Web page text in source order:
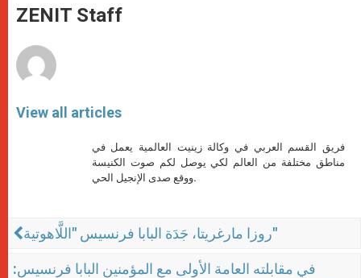
p
p
g
e
o
k
ZENIT Staff
View all articles
فريق القسم العربي في وكالة زينيت العالمية يعمل في
مناطق مختلفة من العالم لكي يوصل لكم صوت الكنيسة
ووقع صدى الإنجيل الحي.
روزا مارغريتا، جَدَة البابا فرنسيس "اللَّاهوتية"
في مقابلته العامة الأولى مع المؤمنين البابا فرنسيس: